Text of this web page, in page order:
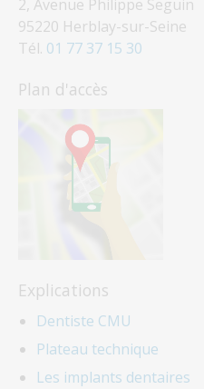
2, Avenue Philippe Seguin
95220 Herblay-sur-Seine
Tél. 01 77 37 15 30
Plan d'accès
Explications
Dentiste CMU
Plateau technique
Les implants dentaires